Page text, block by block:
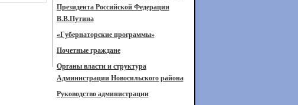
Президента Российской Федерации
В.В.Путина
«Губернаторские программы»
Почетные граждане
Органы власти и структура
Администрации Новосильского района
Руководство администрации